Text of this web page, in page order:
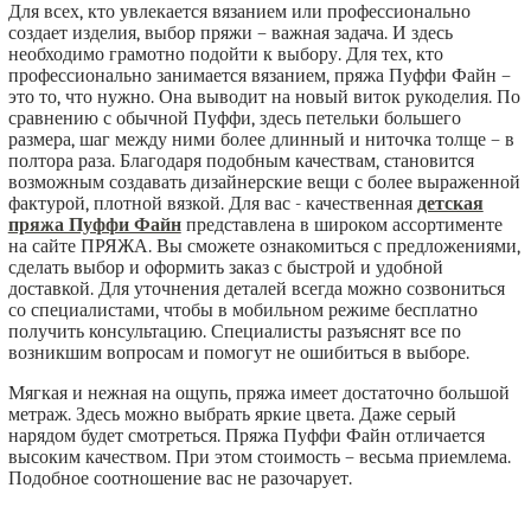
Для всех, кто увлекается вязанием или профессионально
создает изделия, выбор пряжи – важная задача. И здесь
необходимо грамотно подойти к выбору. Для тех, кто
профессионально занимается вязанием, пряжа Пуффи Файн –
это то, что нужно. Она выводит на новый виток рукоделия. По
сравнению с обычной Пуффи, здесь петельки большего
размера, шаг между ними более длинный и ниточка толще – в
полтора раза. Благодаря подобным качествам, становится
возможным создавать дизайнерские вещи с более выраженной
фактурой, плотной вязкой. Для вас - качественная детская
пряжа Пуффи Файнпредставлена в широком ассортименте
на сайте ПРЯЖА. Вы сможете ознакомиться с предложениями,
сделать выбор и оформить заказ с быстрой и удобной
доставкой. Для уточнения деталей всегда можно созвониться
со специалистами, чтобы в мобильном режиме бесплатно
получить консультацию. Специалисты разъяснят все по
возникшим вопросам и помогут не ошибиться в выборе.
Мягкая и нежная на ощупь, пряжа имеет достаточно большой
метраж. Здесь можно выбрать яркие цвета. Даже серый
нарядом будет смотреться. Пряжа Пуффи Файн отличается
высоким качеством. При этом стоимость – весьма приемлема.
Подобное соотношение вас не разочарует.